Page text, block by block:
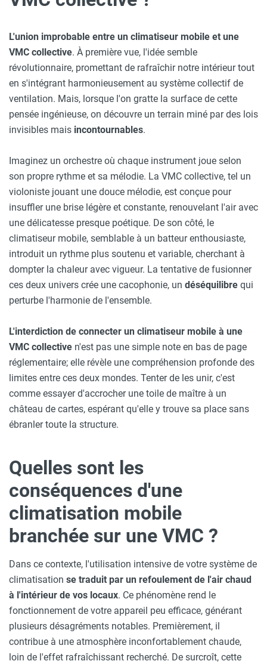
L'union improbable entre un climatiseur mobile et une
VMC collective. À première vue, l'idée semble
révolutionnaire, promettant de rafraîchir notre intérieur tout
en s'intégrant harmonieusement au système collectif de
ventilation. Mais, lorsque l'on gratte la surface de cette
pensée ingénieuse, on découvre un terrain miné par des lois
invisibles mais incontournables.
Imaginez un orchestre où chaque instrument joue selon
son propre rythme et sa mélodie. La VMC collective, tel un
violoniste jouant une douce mélodie, est conçue pour
insuffler une brise légère et constante, renouvelant l'air avec
une délicatesse presque poétique. De son côté, le
climatiseur mobile, semblable à un batteur enthousiaste,
introduit un rythme plus soutenu et variable, cherchant à
dompter la chaleur avec vigueur. La tentative de fusionner
ces deux univers crée une cacophonie, un déséquilibre qui
perturbe l'harmonie de l'ensemble.
L'interdiction de connecter un climatiseur mobile à une
VMC collective n'est pas une simple note en bas de page
réglementaire; elle révèle une compréhension profonde des
limites entre ces deux mondes. Tenter de les unir, c'est
comme essayer d'accrocher une toile de maître à un
château de cartes, espérant qu'elle y trouve sa place sans
ébranler toute la structure.
Quelles sont les
conséquences d'une
climatisation mobile
branchée sur une VMC ?
Dans ce contexte, l'utilisation intensive de votre système de
climatisation se traduit par un refoulement de l'air chaud
à l'intérieur de vos locaux. Ce phénomène rend le
fonctionnement de votre appareil peu efficace, générant
plusieurs désagréments notables. Premièrement, il
contribue à une atmosphère inconfortablement chaude,
loin de l'effet rafraîchissant recherché. De surcroît, cette